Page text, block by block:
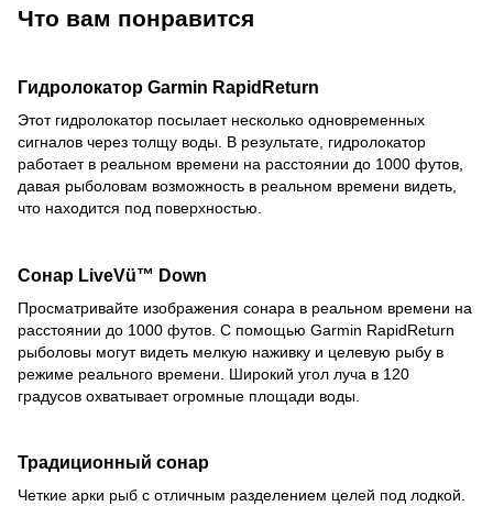
Что вам понравится
Гидролокатор Garmin RapidReturn
Этот гидролокатор посылает несколько одновременных
сигналов через толщу воды. В результате, гидролокатор
работает в реальном времени на расстоянии до 1000 футов,
давая рыболовам возможность в реальном времени видеть,
что находится под поверхностью.
Сонар LiveVü™ Down
Просматривайте изображения сонара в реальном времени на
расстоянии до 1000 футов. С помощью Garmin RapidReturn
рыболовы могут видеть мелкую наживку и целевую рыбу в
режиме реального времени. Широкий угол луча в 120
градусов охватывает огромные площади воды.
Традиционный сонар
Четкие арки рыб с отличным разделением целей под лодкой.